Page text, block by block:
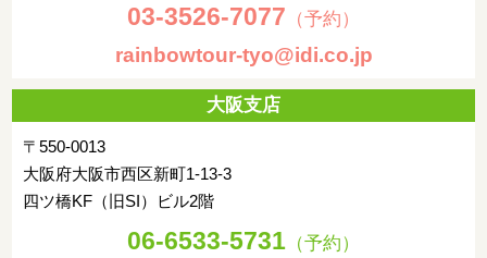
03-3526-7077 （予約）
rainbowtour-tyo@idi.co.jp
大阪支店
〒550-0013
大阪府大阪市西区新町1-13-3
四ツ橋KF（旧SI）ビル2階
06-6533-5731 （予約）